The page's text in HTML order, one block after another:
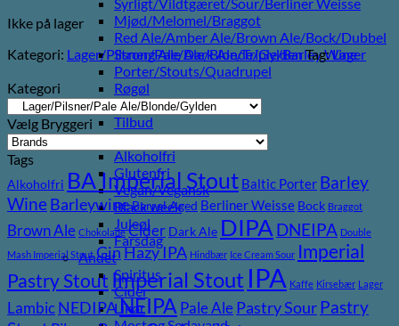
Mjød/Melomel/Braggot
Red Ale/Amber Ale/Brown Ale/Bock/Dubbel
Strong Ale/Dark Ale/Triple/Barley Wine
Porter/Stouts/Quadrupel
Røgøl
Øl
Tilbud
6pack2go
Alkoholfri
Glutenfri
Vegan/Vegansk
Black week
Juleøl
Farsdag
Andet
Spiritus
Cider
Likør
Ikke på lager
Kategori: Lager/Pilsner/Pale Ale/Blonde/GyldenTag:Lager
Kategori
Vælg Bryggeri
Tags
Alkoholfri BA Imperial Stout Baltic Porter Barley
Wine BarleywineBarrel Aged Berliner Weisse Bock Braggot
Brown Ale Chokolade Cider Dark Ale DIPA DNEIPA Double
Mash Imperial Stout GinHazy IPA Hindbær Ice Cream Sour Imperial
Pastry Stout Imperial Stout IPA Kaffe Kirsebær Lager
Lambic NEDIPANEIPA Pale Ale Pastry Sour Pastry